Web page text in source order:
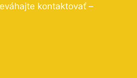
kontaktovať –